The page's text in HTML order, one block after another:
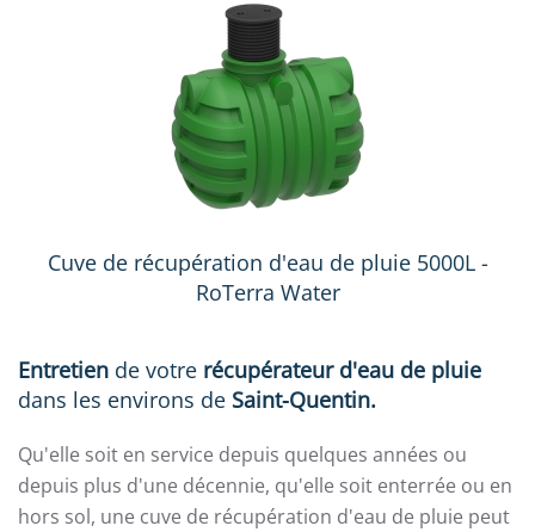
Cuve de récupération d'eau de pluie 5000L -
RoTerra Water
Entretien de votre récupérateur d'eau de pluie
dans les environs de Saint-Quentin.
Qu'elle soit en service depuis quelques années ou
depuis plus d'une décennie, qu'elle soit enterrée ou en
hors sol, une cuve de récupération d'eau de pluie peut